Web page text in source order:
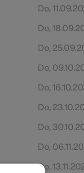
Do,
Do,
Do,
Do,
Do,
Do,
Do,
Do,
Do,